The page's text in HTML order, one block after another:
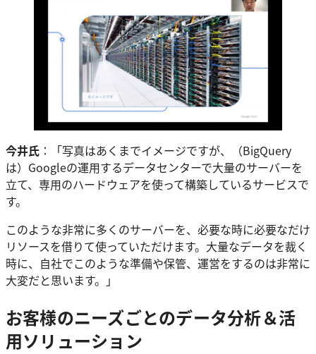
今井氏 ：「写真はあくまでイメージですが、（BigQuery
は）Googleの運用するデータセンターで大量のサーバーを
立て、専用のハードウェアを使って構築しているサービスで
す。
このような非常に多くのサーバーを、必要な時に必要なだけ
リソースを借りて使っていただけます。大量なデータを裁く
時に、自社でこのような準備や保管、運営をするのは非常に
大変だと思います。」
お客様のニーズごとのデータ分析＆活
用ソリューション